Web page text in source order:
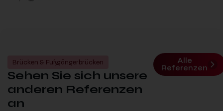
Brücken & Fußgängerbrücken
Sehen Sie sich unsere
anderen Referenzen
an
Alle
Referenzen